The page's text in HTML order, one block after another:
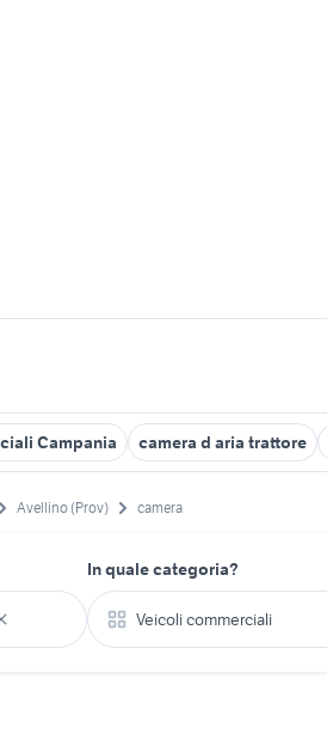
Campania camera d aria trattore
Avellino (Prov) camera
In quale categoria?
Veicoli commerciali